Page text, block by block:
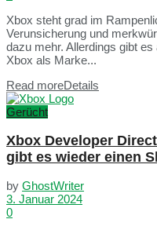
Xbox steht grad im
Verunsicherung und
dazu mehr. Allerdings gibt
Xbox als Marke...
Read moreDetails
Gerücht
Xbox Developer
gibt es wieder einen
by GhostWriter
3. Januar 2024
0